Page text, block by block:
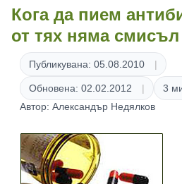
Кога да пием
от тях няма смисъл
Публикувана: 05.08.2010
Обновена: 02.02.2012
3
Автор: Александър Недялков